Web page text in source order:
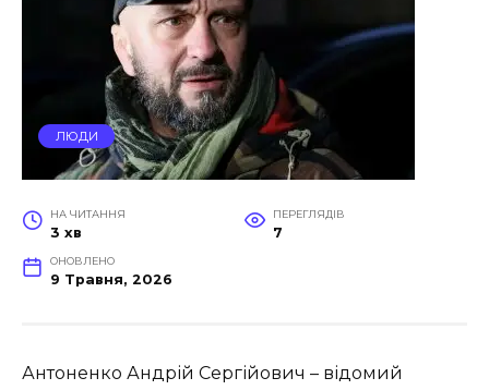
ЛЮДИ
НА ЧИТАННЯ
3 хв
ПЕРЕГЛЯДІВ
7
ОНОВЛЕНО
9 Травня, 2026
Антоненко Андрій Сергійович – відомий